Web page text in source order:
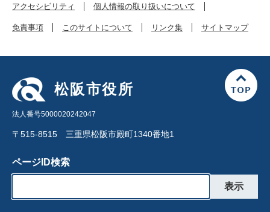
アクセシビリティ 個人情報の取り扱いについて
免責事項 このサイトについて リンク集 サイトマップ
松阪市役所
法人番号5000020242047
〒515-8515 三重県松阪市殿町1340番地1
ページID検索